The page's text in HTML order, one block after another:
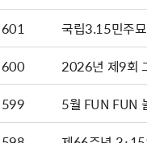
601
국립3.15민주
600
599
5월 FUN FUN